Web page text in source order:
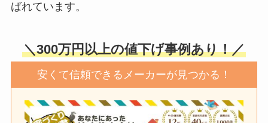
ばれています。
＼300万円以上の値下げ事例あり！／
安くて信頼できるメーカーが見つかる！